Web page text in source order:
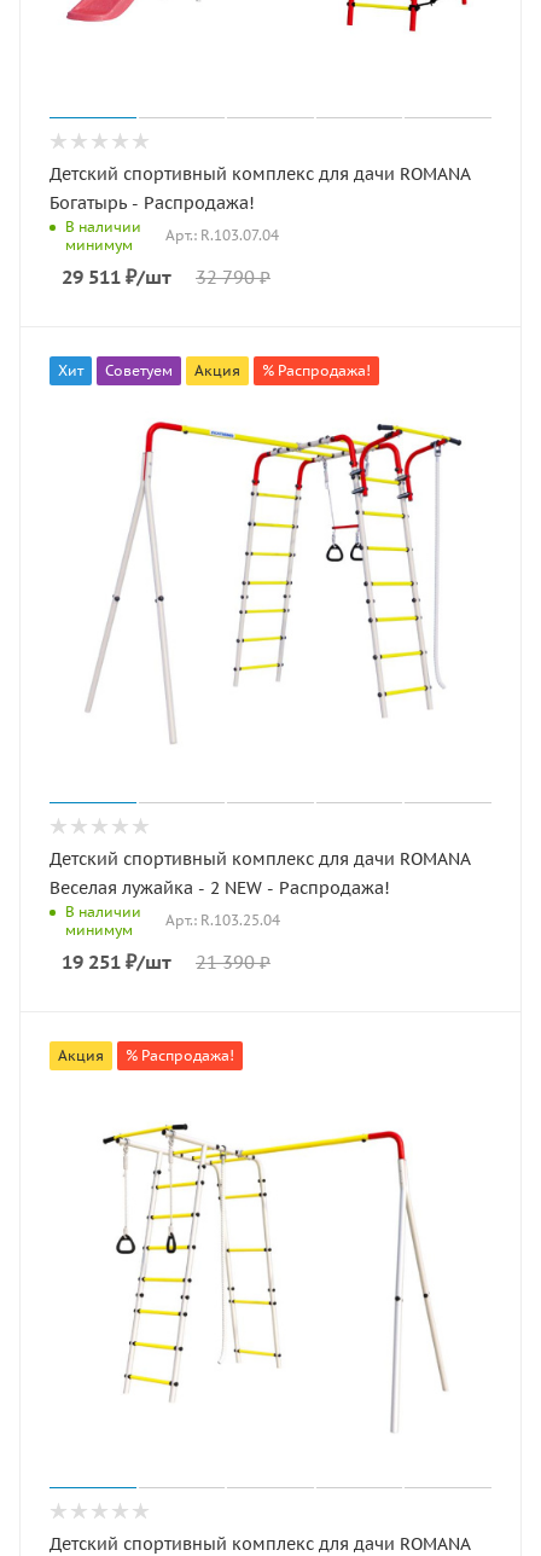
Детский спортивный комплекс для дачи ROMANA
Богатырь - Распродажа!
В наличии
минимум
Арт.: R.103.07.04
29 511 ₽/шт 32 790₽
Хит Советуем Акция % Распродажа!
Детский спортивный комплекс для дачи ROMANA
Веселая лужайка - 2 NEW - Распродажа!
В наличии
минимум
Арт.: R.103.25.04
19 251 ₽/шт 21 390₽
Акция % Распродажа!
Детский спортивный комплекс для дачи ROMANA